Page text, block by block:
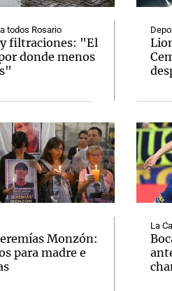
todos Rosario
filtraciones: "El
donde menos
Monzón:
para madre e
La
El huracán de